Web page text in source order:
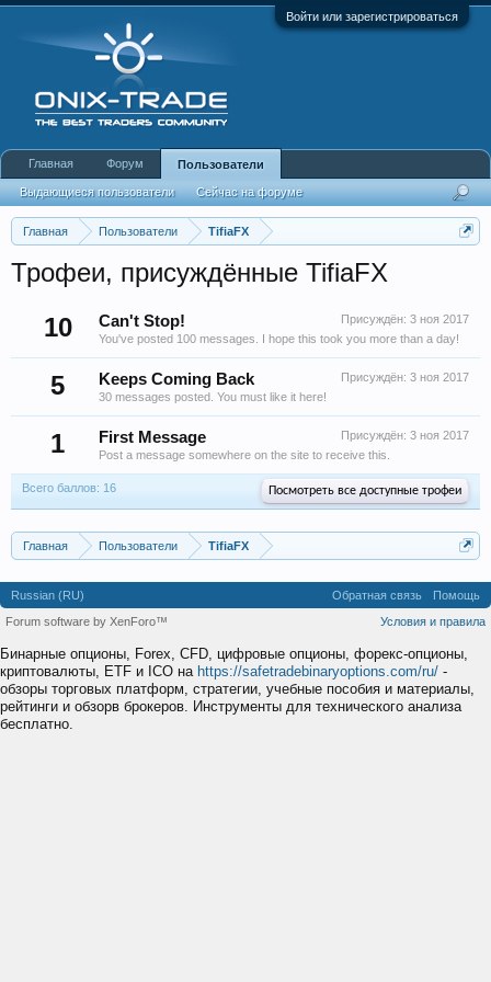
Войти или зарегистрироваться
Главная Пользователи TifiaFX
Трофеи, присуждённые TifiaFX
10
Присуждён: 3 ноя 2017
Can't Stop!
You've posted 100 messages. I hope this took you more than a day!
5 Присуждён: 3 ноя 2017
Keeps Coming Back
30 messages posted. You must like it here!
1 Присуждён: 3 ноя 2017
First Message
Post a message somewhere on the site to receive this.
Всего баллов: 16 Посмотреть все доступные трофеи
Главная Пользователи TifiaFX
Главная Форум Пользователи
Выдающиеся пользователи Сейчас на форуме
Недавняя активность Новые сообщения профиля
Russian (RU) Обратная связь
Помощь
Условия и правила
Forum software by XenForo™
Бинарные опционы, Forex, CFD, цифровые опционы, форекс-опционы,
криптовалюты, ETF и ICO на https://safetradebinaryoptions.com/ru/ -
обзоры торговых платформ, стратегии, учебные пособия и материалы,
рейтинги и обзорв брокеров. Инструменты для технического анализа
бесплатно.